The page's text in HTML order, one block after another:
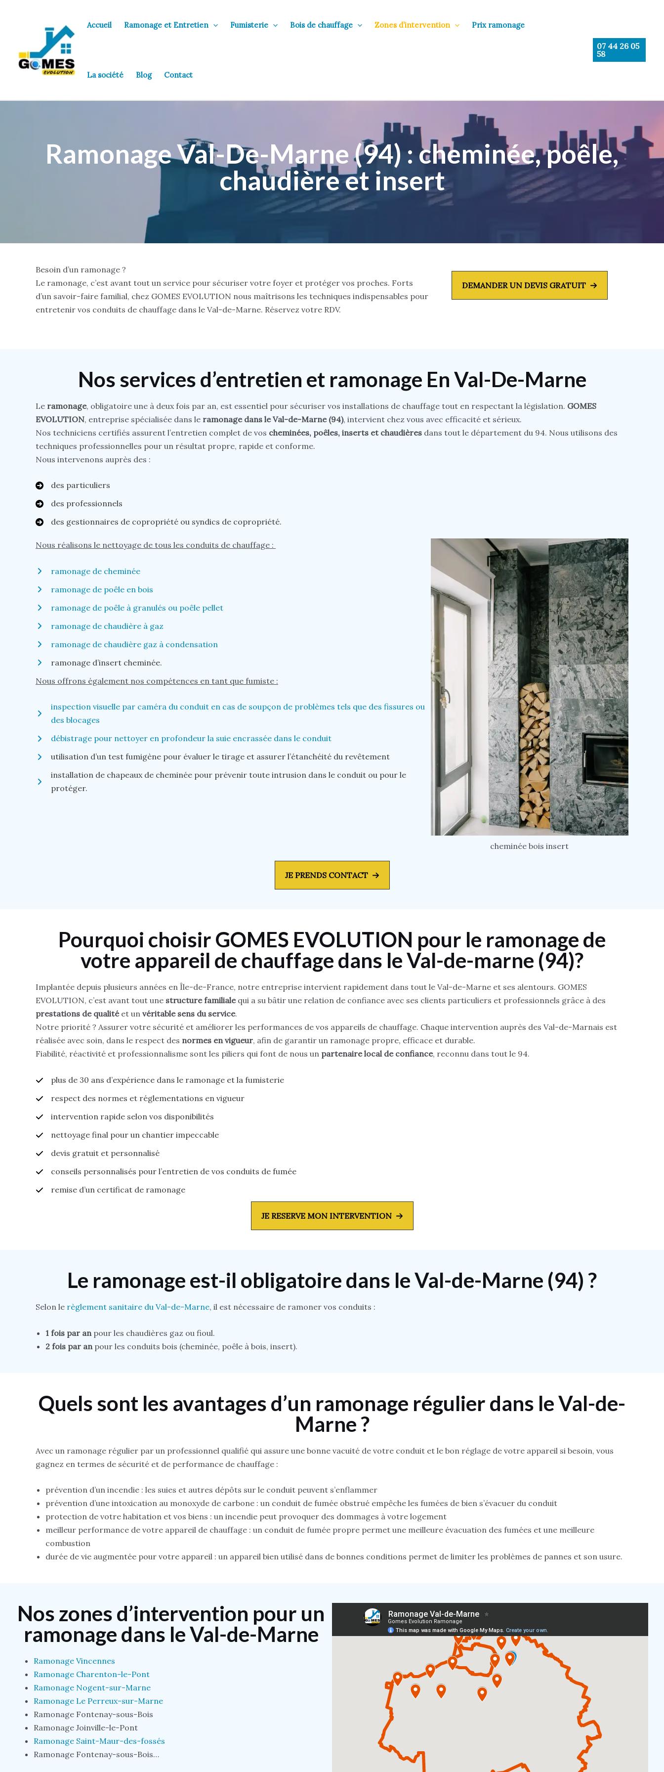
Accueil Ramonage et Entretien Fumisterie Bois de chauffage Zones d’intervention Prix ramonage
La société Blog Contact
07 44 26 05
58
Ramonage Val-De-Marne (94) : cheminée, poêle,
chaudière et insert
Besoin d’un ramonage ?
Le ramonage, c’est avant tout un service pour sécuriser votre foyer et protéger vos proches. Forts
d’un savoir-faire familial, chez GOMES EVOLUTION nous maîtrisons les techniques indispensables pour
entretenir vos conduits de chauffage dans le Val-de-Marne. Réservez votre RDV.
DEMANDER UN DEVIS GRATUIT
Nos services d’entretien et ramonage En Val-De-Marne
Le ramonage, obligatoire une à deux fois par an, est essentiel pour sécuriser vos installations de chauffage tout en respectant la législation. GOMES
EVOLUTION, entreprise spécialisée dans le ramonage dans le Val-de-Marne (94), intervient chez vous avec efficacité et sérieux.
Nos techniciens certifiés assurent l’entretien complet de vos cheminées, poêles, inserts et chaudières dans tout le département du 94. Nous utilisons des
techniques professionnelles pour un résultat propre, rapide et conforme.
Nous intervenons auprès des :
des particuliers
des professionnels
des gestionnaires de copropriété ou syndics de copropriété.
Nous réalisons le nettoyage de tous les conduits de chauffage :
ramonage de cheminée
ramonage de poêle en bois
ramonage de poêle à granulés ou poêle pellet
ramonage de chaudière à gaz
ramonage de chaudière gaz à condensation
ramonage d’insert cheminée.
Nous offrons également nos compétences en tant que fumiste :
inspection visuelle par caméra du conduit en cas de soupçon de problèmes tels que des fissures ou
des blocages
débistrage pour nettoyer en profondeur la suie encrassée dans le conduit
utilisation d’un test fumigène pour évaluer le tirage et assurer l’étanchéité du revêtement
installation de chapeaux de cheminée pour prévenir toute intrusion dans le conduit ou pour le
protéger.
cheminée bois insert
JE PRENDS CONTACT
Pourquoi choisir GOMES EVOLUTION pour le ramonage de
votre appareil de chauffage dans le Val-de-marne (94)?
Implantée depuis plusieurs années en Île-de-France, notre entreprise intervient rapidement dans tout le Val-de-Marne et ses alentours. GOMES
EVOLUTION, c’est avant tout une structure familialequi a su bâtir une relation de confiance avec ses clients particuliers et professionnels grâce à des
prestations de qualitéet un véritable sens du service.
Notre priorité ? Assurer votre sécurité et améliorer les performances de vos appareils de chauffage. Chaque intervention auprès des Val-de-Marnais est
réalisée avec soin, dans le respect des normes en vigueur, afin de garantir un ramonage propre, efficace et durable.
Fiabilité, réactivité et professionnalisme sont les piliers qui font de nous un partenaire local de confiance, reconnu dans tout le 94.
plus de 30 ans d’expérience dans le ramonage et la fumisterie
respect des normes et réglementations en vigueur
intervention rapide selon vos disponibilités
nettoyage final pour un chantier impeccable
devis gratuit et personnalisé
conseils personnalisés pour l’entretien de vos conduits de fumée
remise d’un certificat de ramonage
JE RESERVE MON INTERVENTION
Le ramonage est-il obligatoire dans le Val-de-Marne (94) ?
Selon le règlement sanitaire du Val-de-Marne, il est nécessaire de ramoner vos conduits :
1 fois par an pour les chaudières gaz ou fioul.
2 fois par an pour les conduits bois (cheminée, poêle à bois, insert).
Quels sont les avantages d’un ramonage régulier dans le Val-de-
Marne ?
Avec un ramonage régulier par un professionnel qualifié qui assure une bonne vacuité de votre conduit et le bon réglage de votre appareil si besoin, vous
gagnez en termes de sécurité et de performance de chauffage :
prévention d’un incendie : les suies et autres dépôts sur le conduit peuvent s’enflammer
prévention d’une intoxication au monoxyde de carbone : un conduit de fumée obstrué empêche les fumées de bien s’évacuer du conduit
protection de votre habitation et vos biens : un incendie peut provoquer des dommages à votre logement
meilleur performance de votre appareil de chauffage : un conduit de fumée propre permet une meilleure évacuation des fumées et une meilleure
combustion
durée de vie augmentée pour votre appareil : un appareil bien utilisé dans de bonnes conditions permet de limiter les problèmes de pannes et son usure.
Nos zones d’intervention pour un
ramonage dans le Val-de-Marne
Ramonage Vincennes
Ramonage Charenton-le-Pont
Ramonage Nogent-sur-Marne
Ramonage Le Perreux-sur-Marne
Ramonage Fontenay-sous-Bois
Ramonage Joinville-le-Pont
Ramonage Saint-Maur-des-fossés
Ramonage Fontenay-sous-Bois…